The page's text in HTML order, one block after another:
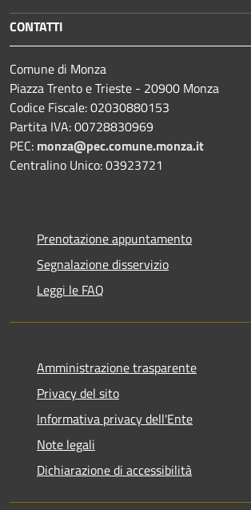
CONTATTI
Comune di Monza
Piazza Trento e Trieste - 20900 Monza
Codice Fiscale: 02030880153
Partita IVA: 00728830969
PEC: monza@pec.comune.monza.it
Centralino Unico: 03923721
Prenotazione appuntamento
Segnalazione disservizio
Leggi le FAQ
Amministrazione trasparente
Privacy del sito
Informativa privacy dell'Ente
Note legali
Dichiarazione di accessibilità